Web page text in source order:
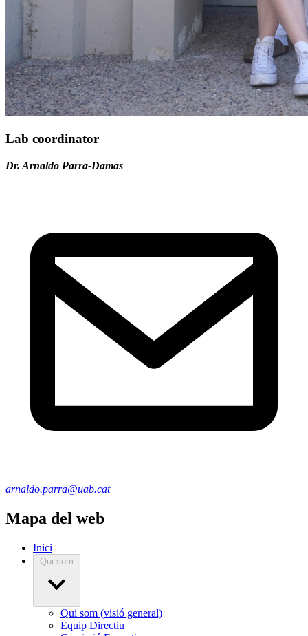
Lab coordinator
Dr. Arnaldo Parra-Damas
arnaldo.parra@uab.cat
Mapa del web
Inici
Qui som
Qui som (visió general)
Equip Directiu